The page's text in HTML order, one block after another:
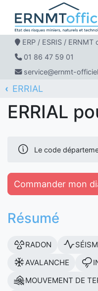
ERP / ESRIS / ERNMT
01 86 47 59 01
service@ernmt-
ERNMT Officiel
ERRIAL
ISÈRE
ERRIAL
Le code
Commander mon
Résumé
RADON
AVALANCHE
MOUVEMENT DE